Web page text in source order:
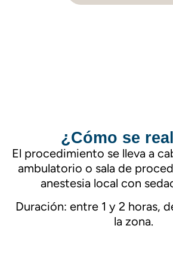
¿Cómo se
El procedimiento se lleva a
ambulatorio o sala de
anestesia local con
Duración: entre 1 y 2 horas,
la zona.